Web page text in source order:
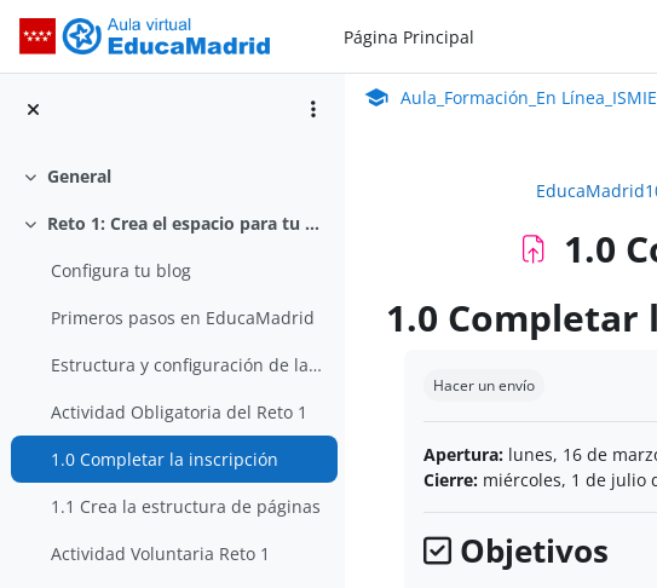
Aula_Formación_En Línea_ISMIEPágina Principal
Colapsar
General
Colapsar Reto 1: Crea el espacio para tu blog
Configura tu blog
Primeros pasos en EducaMadrid
Estructura y configuración de las páginas de nuestra web
Actividad Obligatoria del Reto 1
1.0 Completar la inscripción
1.1 Crea la estructura de páginas
Actividad Voluntaria Reto 1
Aula Virtual de EducaMadrid:
Aula_Formación_En Línea_ISMIE
1.0
1.0 Completar
Hacer un envío
Apertura: lunes, 16 de
Cierre: miércoles, 1 de julio
Objetivos